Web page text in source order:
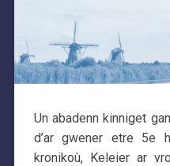
Un abadenn kinniget
d’ar gwener etre 5e
kronikoù, Keleier ar